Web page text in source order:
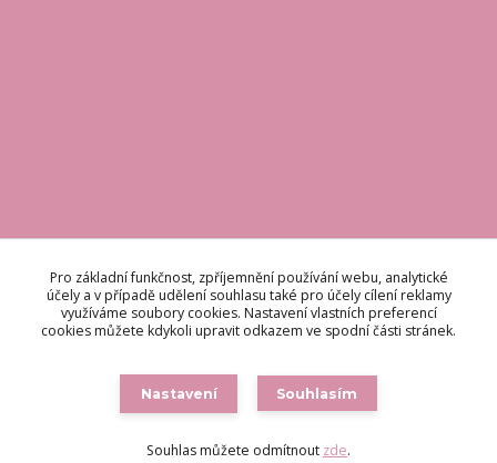
KONTAKT
Odpovídáme do 48 hodin.
Pro základní funkčnost, zpříjemnění používání webu, analytické
účely a v případě udělení souhlasu také pro účely cílení reklamy
využíváme soubory cookies. Nastavení vlastních preferencí
cookies můžete kdykoli upravit odkazem ve spodní části stránek.
Nastavení Souhlasím
Souhlas můžete odmítnout zde.